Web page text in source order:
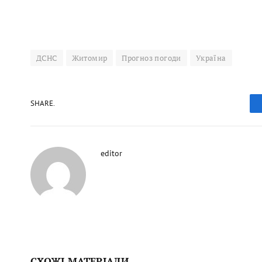
ДСНС Житомир Прогноз погоди Україна
SHARE.
editor